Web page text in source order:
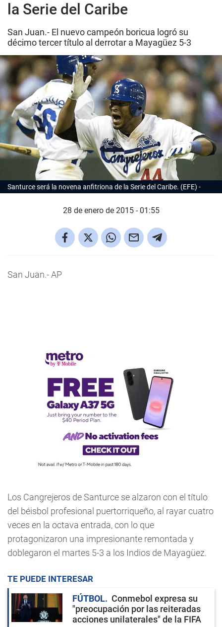
la Serie del Caribe
San Juan.- El nuevo campeón boricua logró su
décimo tercer título al derrotar a Mayagüez 5-3
Santurce será la novena anfitriona de la Serie del Caribe. (EFE)
28 de enero de 2015 - 01:55
San Juan.- AP
Los Cangrejeros de Santurce se alzaron con el título
del béisbol profesional puertorriqueño, al rayar cuatro
veces en la octava entrada, con lo que
protagonizaron una impresionante remontada y
doblegaron el martes 5-3 a los Indios de Mayagüez.
TE PUEDE INTERESAR
FÚTBOL
Conmebol expresa su
"preocupación por las reiteradas
acciones unilaterales" de la FIFA